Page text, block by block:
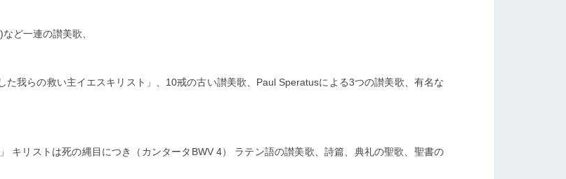
ど一連の讃美歌、
た我らの救い主イエスキリスト」、10戒の古い讃美歌、Paul Speratusによる3つの讃美歌、有名な
キリストは死の縄目につき（カンタータBWV 4）
ラテン語の讃美歌、詩篇、典礼の聖歌、聖書の